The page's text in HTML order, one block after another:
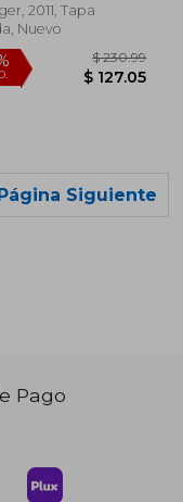
45%
2011, Tapa
Nuevo
Siguiente
Pago